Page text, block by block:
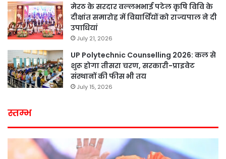
मेरठ के सरदार वल्लभभाई पटेल कृषि विवि के
दीक्षांत समारोह में विद्यार्थियों को राज्यपाल ने दी
उपाधियां
July 21, 2026
UP Polytechnic Counselling 2026: कल से
शुरू होगा तीसरा चरण, सरकारी-प्राइवेट
संस्थानों की फीस भी तय
July 15, 2026
स्तम्भ